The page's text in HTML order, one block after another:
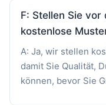
F: Stellen Sie
kostenlose
A: Ja, wir stellen
damit Sie Qualität,
können, bevor Sie